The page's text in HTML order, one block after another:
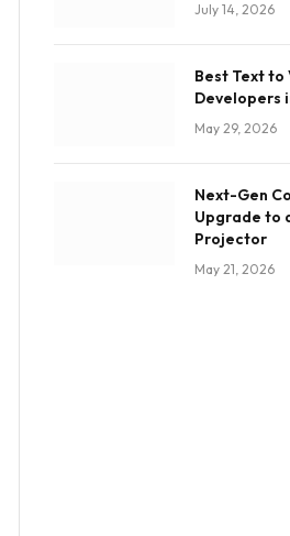
July 14, 2026
Best Text to
Developers
May 29, 2026
Next-Gen
Upgrade to
Projector
May 21, 2026